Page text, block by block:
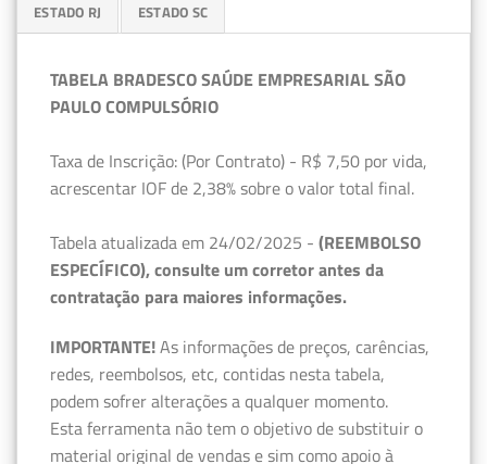
ESTADO RJ ESTADO SC
TABELA BRADESCO SAÚDE EMPRESARIAL SÃO
PAULO COMPULSÓRIO
Taxa de Inscrição: (Por Contrato) - R$ 7,50 por vida,
acrescentar IOF de 2,38% sobre o valor total final.
Tabela atualizada em 24/02/2025 - (REEMBOLSO
ESPECÍFICO), consulte um corretor antes da
contratação para maiores informações.
IMPORTANTE!As informações de preços, carências,
redes, reembolsos, etc, contidas nesta tabela,
podem sofrer alterações a qualquer momento.
Esta ferramenta não tem o objetivo de substituir o
material original de vendas e sim como apoio à